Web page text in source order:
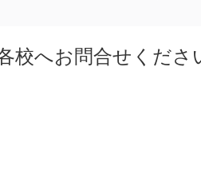
へお問合せくださ